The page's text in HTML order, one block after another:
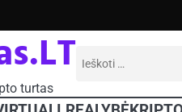
turtas
Ieškoti: